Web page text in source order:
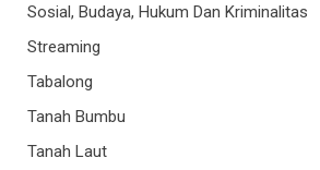
Sosial, Budaya, Hukum Dan Kriminalitas
Streaming
Tabalong
Tanah Bumbu
Tanah Laut